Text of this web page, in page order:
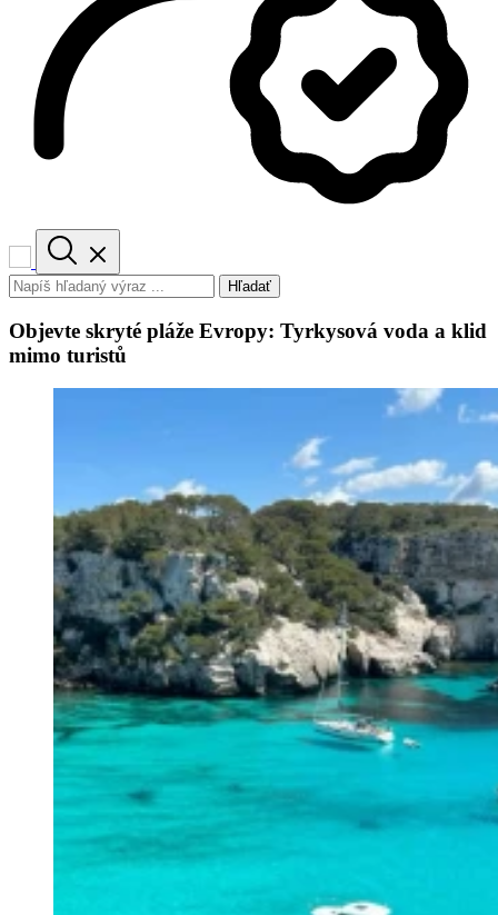
Hľadať
Objevte skryté pláže Evropy: Tyrkysová voda a klid
mimo turistů